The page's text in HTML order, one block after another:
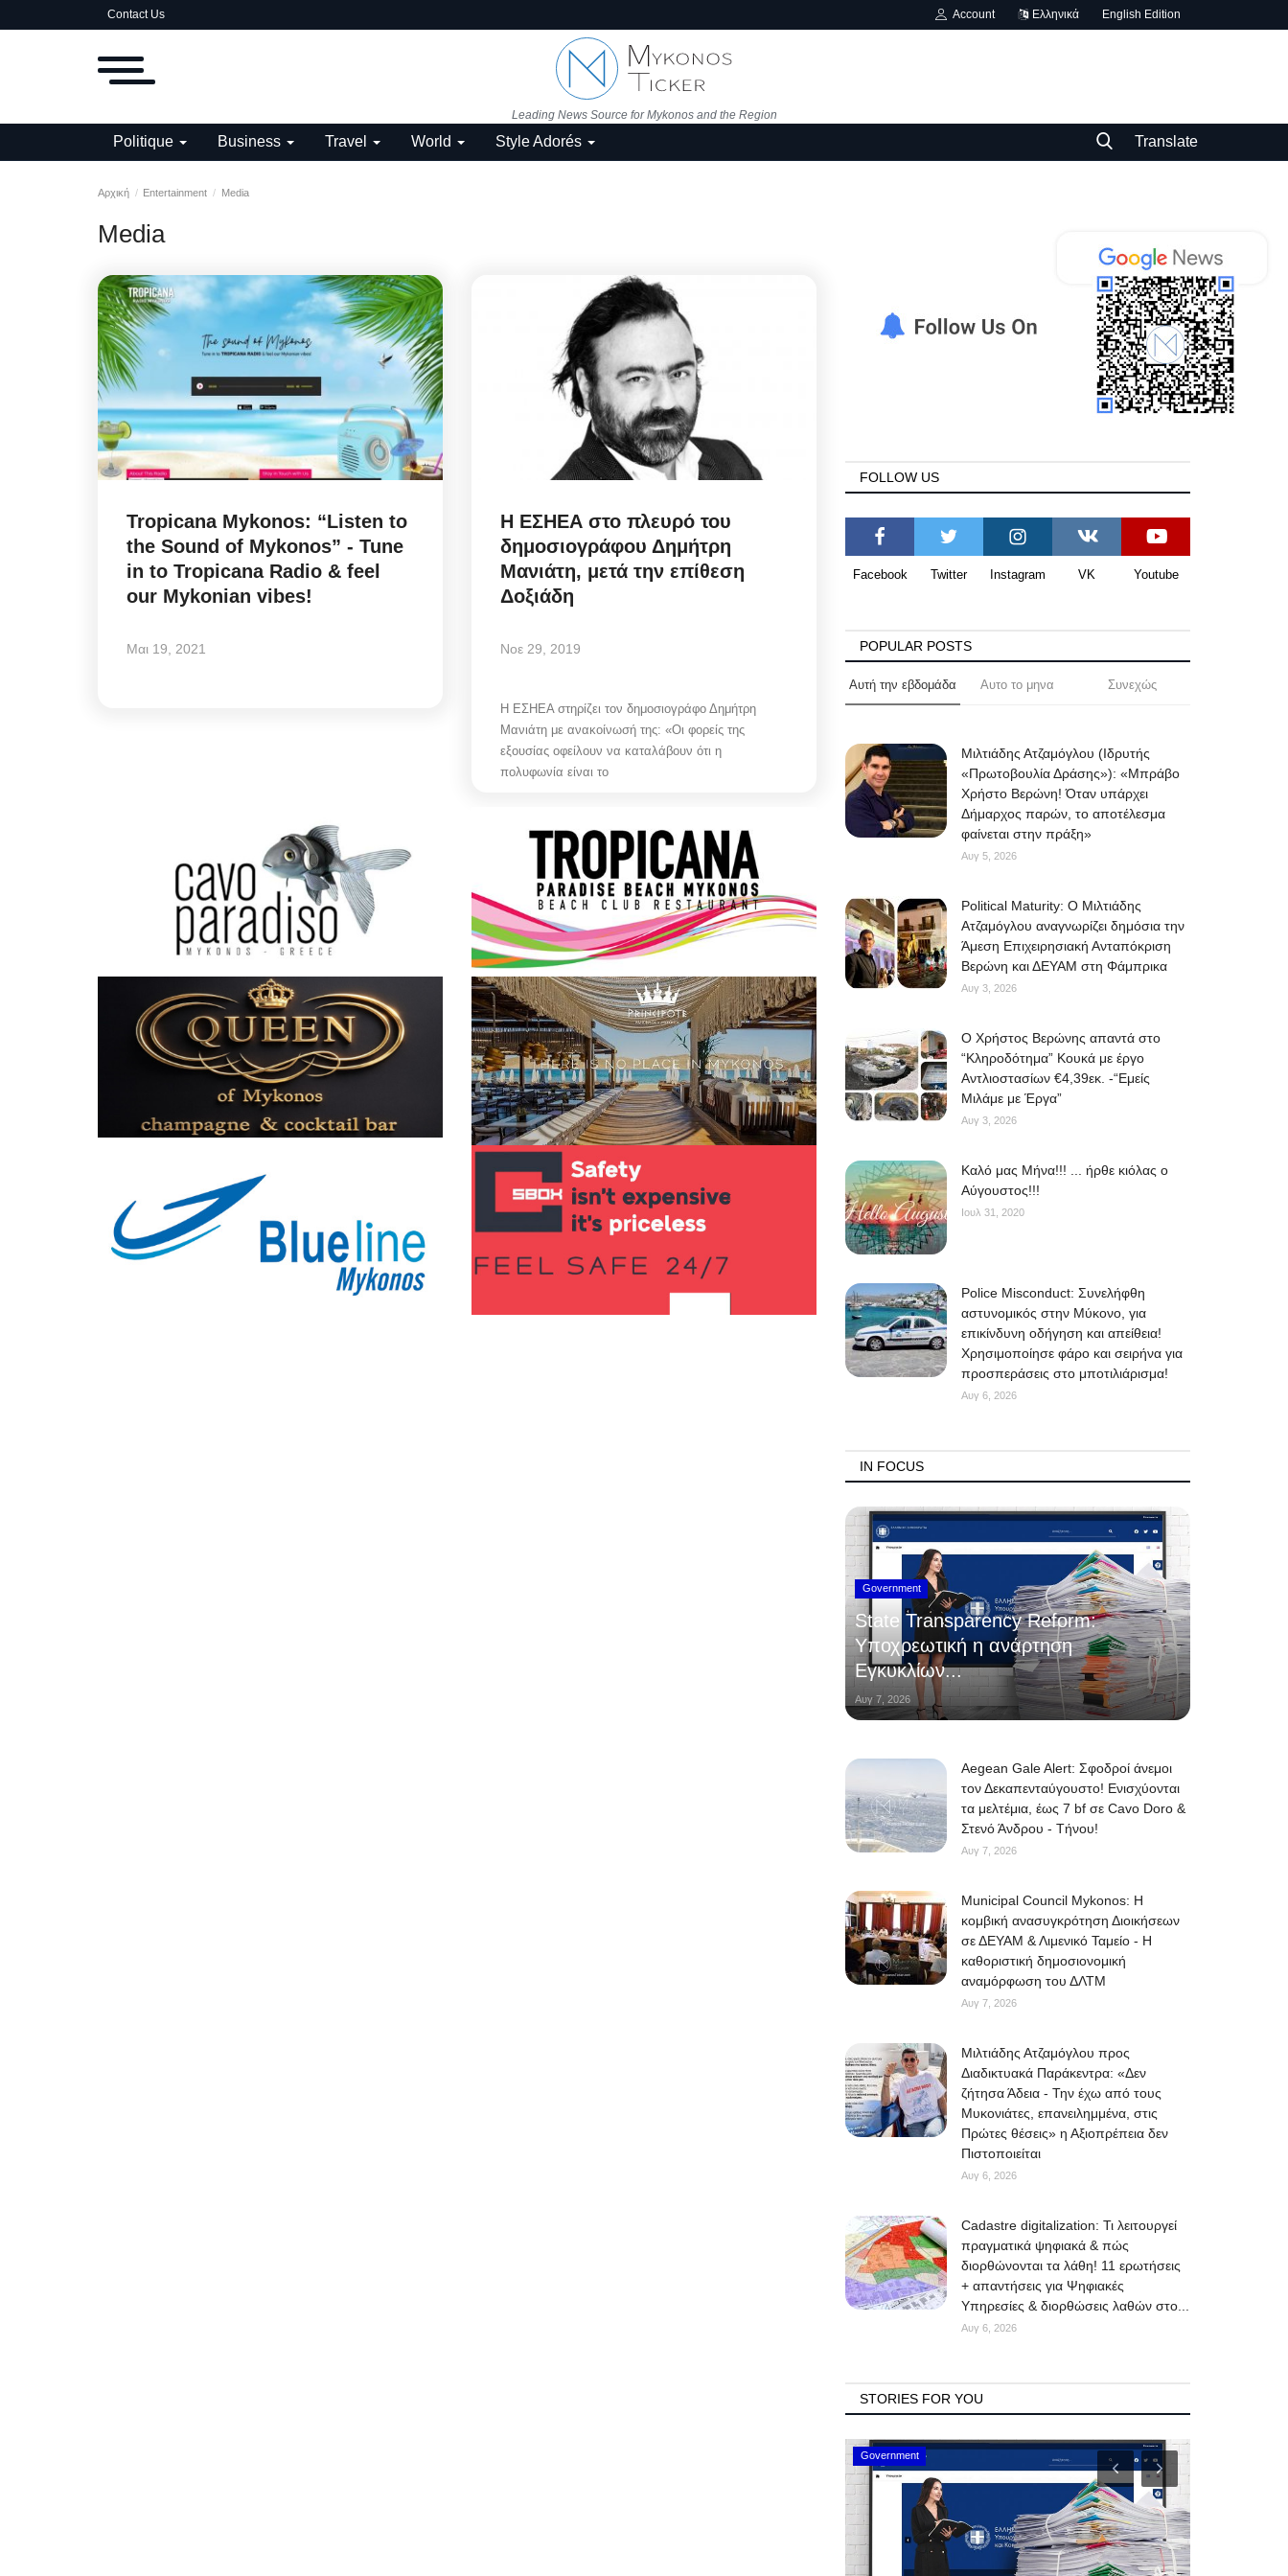
Contact Us Account Ελληνικά English Edition
Leading News Source for Mykonos and the Region
Politique Business Travel World Style Adorés Translate
Αρχική Entertainment Media
Media
Tropicana Mykonos: “Listen to
the Sound of Mykonos” - Tune
in to Tropicana Radio & feel
our Mykonian vibes!
Μαι 19, 2021
Η ΕΣΗΕΑ στο πλευρό του
δημοσιογράφου Δημήτρη
Μανιάτη, μετά την επίθεση
Δοξιάδη
Νοε 29, 2019
Η ΕΣΗΕΑ στηρίζει τον δημοσιογράφο Δημήτρη
Μανιάτη με ανακοίνωσή της: «Οι φορείς της
εξουσίας οφείλουν να καταλάβουν ότι η
πολυφωνία είναι το
FOLLOW US
Facebook Twitter Instagram VK Youtube
POPULAR POSTS
Αυτή την εβδομάδα Αυτο το μηνα Συνεχώς
Μιλτιάδης Ατζαμόγλου (Ιδρυτής
«Πρωτοβουλία Δράσης»): «Μπράβο
Χρήστο Βερώνη! Όταν υπάρχει
Δήμαρχος παρών, το αποτέλεσμα
φαίνεται στην πράξη»
Αυγ 5, 2026
Political Maturity: Ο Μιλτιάδης
Ατζαμόγλου αναγνωρίζει δημόσια την
Άμεση Επιχειρησιακή Ανταπόκριση
Βερώνη και ΔΕΥΑΜ στη Φάμπρικα
Αυγ 3, 2026
O Χρήστος Βερώνης απαντά στο
“Κληροδότημα” Κουκά με έργο
Αντλιοστασίων €4,39εκ. -“Εμείς
Μιλάμε με Έργα”
Αυγ 3, 2026
Kαλό μας Μήνα!!! ... ήρθε κιόλας ο
Αύγουστος!!!
Ιουλ 31, 2020
Police Misconduct: Συνελήφθη
αστυνομικός στην Μύκονο, για
επικίνδυνη οδήγηση και απείθεια!
Χρησιμοποίησε φάρο και σειρήνα για
προσπεράσεις στο μποτιλιάρισμα!
Αυγ 6, 2026
IN FOCUS
Government
State Transparency Reform:
Υποχρεωτική η ανάρτηση
Εγκυκλίων...
Αυγ 7, 2026
Aegean Gale Alert: Σφοδροί άνεμοι
τον Δεκαπενταύγουστο! Ενισχύονται
τα μελτέμια, έως 7 bf σε Cavo Doro &
Στενό Άνδρου - Τήνου!
Αυγ 7, 2026
Municipal Council Mykonos: Η
κομβική ανασυγκρότηση Διοικήσεων
σε ΔΕΥΑΜ & Λιμενικό Ταμείο - Η
καθοριστική δημοσιονομική
αναμόρφωση του ΔΛΤΜ
Αυγ 7, 2026
Μιλτιάδης Ατζαμόγλου προς
Διαδικτυακά Παράκεντρα: «Δεν
ζήτησα Άδεια - Την έχω από τους
Μυκονιάτες, επανειλημμένα, στις
Πρώτες θέσεις» η Αξιοπρέπεια δεν
Πιστοποιείται
Αυγ 6, 2026
Cadastre digitalization: Τι λειτουργεί
πραγματικά ψηφιακά & πώς
διορθώνονται τα λάθη! 11 ερωτήσεις
+ απαντήσεις για Ψηφιακές
Υπηρεσίες & διορθώσεις λαθών στο...
Αυγ 6, 2026
STORIES FOR YOU
Mykonos Events